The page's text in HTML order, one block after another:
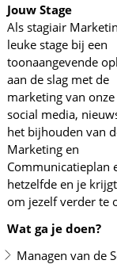
Jouw Stage
Als stagiair
leuke stage bij een
toonaangevende
aan de slag met de
marketing van
social media,
het bijhouden van
Marketing en
Communicatieplan
hetzelfde en je
om jezelf verder te
Wat ga je doen?
Managen van de